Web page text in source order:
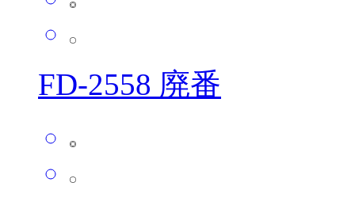
FD-2558 廃番